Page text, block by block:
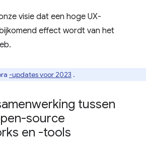
visie dat een hoge UX-
effect wordt van het
-updates voor 2023 .
tussen
source
en -tools